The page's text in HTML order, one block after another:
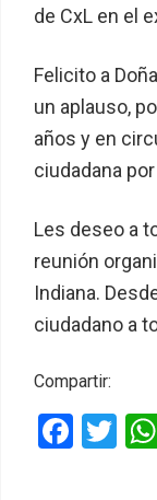
de CxL en el
Felicito a
un aplauso,
años y en
ciudadana
Les deseo a
reunión
Indiana.
ciudadano a
Compartir: